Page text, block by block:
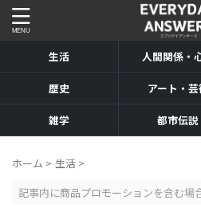
生活 人間関係・
歴史 アート・
雑学 都市伝説
ホーム > 生活 >
記事内に商品プロモーションを含む場